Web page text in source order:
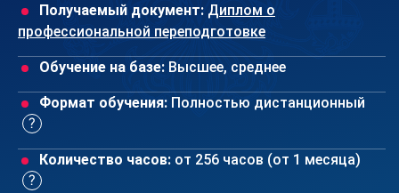
Получаемый документ: Диплом о
профессиональной переподготовке
Обучение на базе: Высшее, среднее
Формат обучения: Полностью дистанционный
Количество часов: от 256 часов (от 1 месяца)